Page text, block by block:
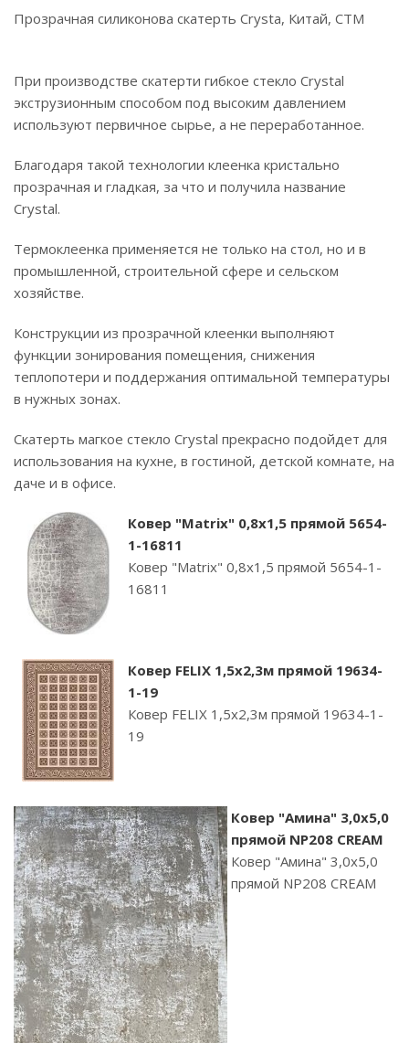
Прозрачная силиконова скатерть Crysta, Китай, СТМ
При производстве скатерти гибкое стекло Crystal
экструзионным способом под высоким давлением
используют первичное сырье, а не переработанное.
Благодаря такой технологии клеенка кристально
прозрачная и гладкая, за что и получила название
Crystal.
Термоклеенка применяется не только на стол, но и в
промышленной, строительной сфере и сельском
хозяйстве.
Конструкции из прозрачной клеенки выполняют
функции зонирования помещения, снижения
теплопотери и поддержания оптимальной температуры
в нужных зонах.
Скатерть магкое стекло Crystal прекрасно подойдет для
использования на кухне, в гостиной, детской комнате, на
даче и в офисе.
Ковер "Matrix" 0,8х1,5 прямой 5654-
1-16811
Ковер "Matrix" 0,8х1,5 прямой 5654-1-
16811
Ковер FELIX 1,5х2,3м прямой 19634-
1-19
Ковер FELIX 1,5х2,3м прямой 19634-1-
19
Ковер "Амина" 3,0х5,0
прямой NP208 CREAM
Ковер "Амина" 3,0х5,0
прямой NP208 CREAM